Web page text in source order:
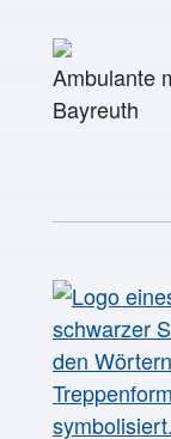
Ambulante
Bayreuth